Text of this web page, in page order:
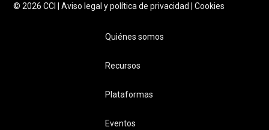
©2026 CCI |Aviso legal y política de privacidad |Cookies
Quiénes somos
Recursos
Plataformas
Eventos